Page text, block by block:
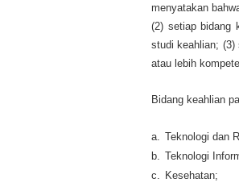
menyatakan
(2) setiap bidang
studi keahlian; (3)
atau lebih
Bidang keahlian
a.
Teknologi dan
b.
Teknologi
c.
Kesehatan;